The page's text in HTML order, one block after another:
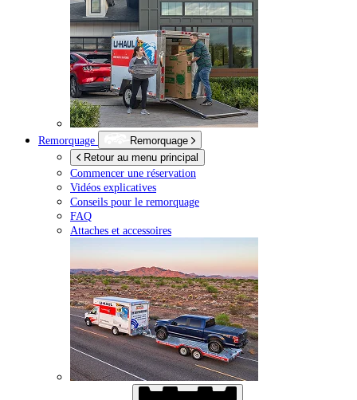
Remorquage
Remorquage
Retour au menu principal
Commencer une réservation
Vidéos explicatives
Conseils pour le remorquage
FAQ
Attaches et accessoires